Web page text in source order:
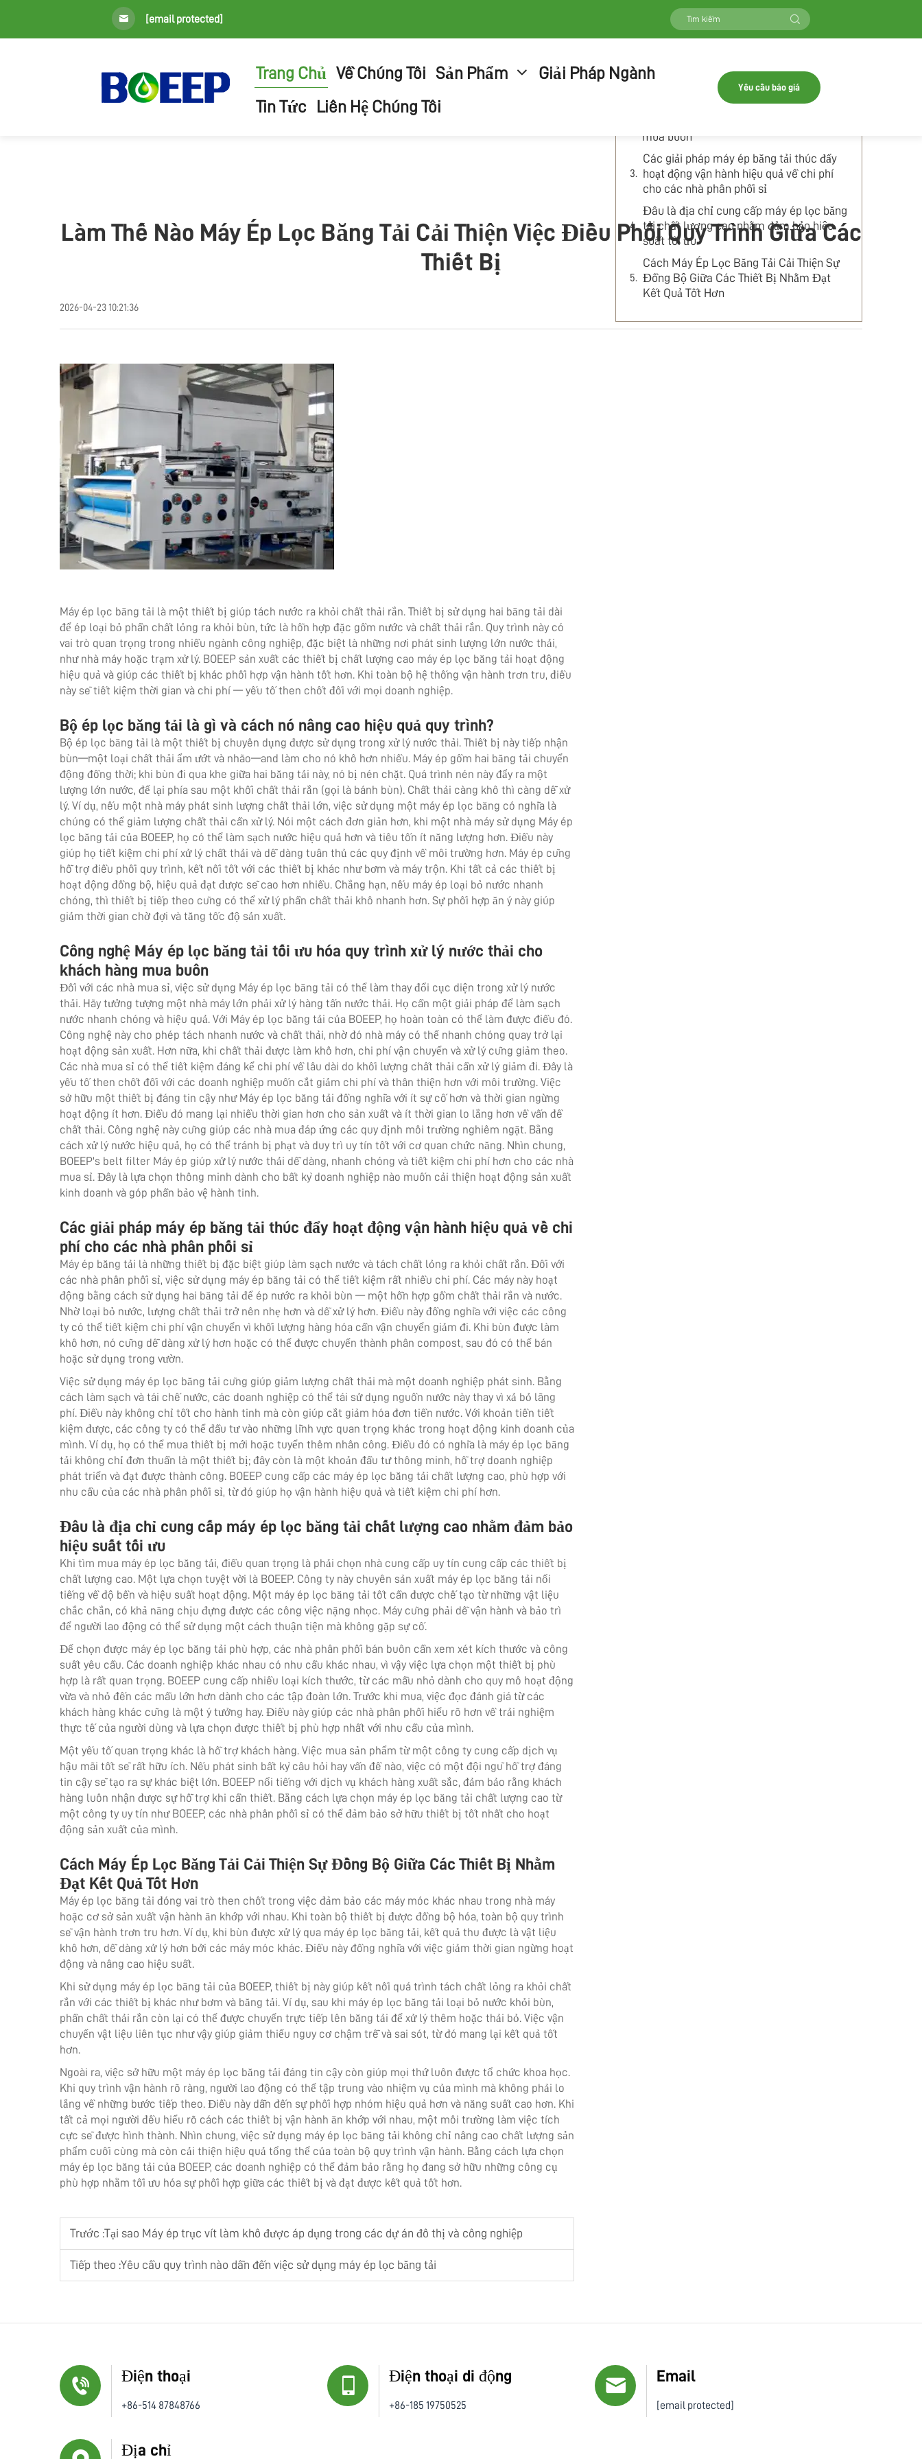
[email protected]
Trang Chủ Về Chúng Tôi Sản Phẩm
Giải Pháp Ngành
Tin Tức
Liên Hệ Chúng Tôi
Yêu cầu báo giá
Làm Thế Nào Máy Ép Lọc Băng Tải Cải Thiện Việc Điều Phối Quy Trình Giữa Các
Thiết Bị
2026-04-23 10:21:36
Máy ép lọc băng tải là một thiết bị giúp tách nước ra khỏi chất thải rắn. Thiết bị sử dụng hai băng tải dài
để ép loại bỏ phần chất lỏng ra khỏi bùn, tức là hỗn hợp đặc gồm nước và chất thải rắn. Quy trình này có
vai trò quan trọng trong nhiều ngành công nghiệp, đặc biệt là những nơi phát sinh lượng lớn nước thải,
như nhà máy hoặc trạm xử lý. BOEEP sản xuất các thiết bị chất lượng cao máy ép lọc băng tải hoạt động
hiệu quả và giúp các thiết bị khác phối hợp vận hành tốt hơn. Khi toàn bộ hệ thống vận hành trơn tru, điều
này sẽ tiết kiệm thời gian và chi phí — yếu tố then chốt đối với mọi doanh nghiệp.
Bộ ép lọc băng tải là gì và cách nó nâng cao hiệu quả quy trình?
Bộ ép lọc băng tải là một thiết bị chuyên dụng được sử dụng trong xử lý nước thải. Thiết bị này tiếp nhận
bùn—một loại chất thải ẩm ướt và nhão—and làm cho nó khô hơn nhiều. Máy ép gồm hai băng tải chuyển
động đồng thời; khi bùn đi qua khe giữa hai băng tải này, nó bị nén chặt. Quá trình nén này đẩy ra một
lượng lớn nước, để lại phía sau một khối chất thải rắn (gọi là bánh bùn). Chất thải càng khô thì càng dễ xử
lý. Ví dụ, nếu một nhà máy phát sinh lượng chất thải lớn, việc sử dụng một máy ép lọc băng có nghĩa là
chúng có thể giảm lượng chất thải cần xử lý. Nói một cách đơn giản hơn, khi một nhà máy sử dụng Máy ép
lọc băng tải của BOEEP, họ có thể làm sạch nước hiệu quả hơn và tiêu tốn ít năng lượng hơn. Điều này
giúp họ tiết kiệm chi phí xử lý chất thải và dễ dàng tuân thủ các quy định về môi trường hơn. Máy ép cũng
hỗ trợ điều phối quy trình, kết nối tốt với các thiết bị khác như bơm và máy trộn. Khi tất cả các thiết bị
hoạt động đồng bộ, hiệu quả đạt được sẽ cao hơn nhiều. Chẳng hạn, nếu máy ép loại bỏ nước nhanh
chóng, thì thiết bị tiếp theo cũng có thể xử lý phần chất thải khô nhanh hơn. Sự phối hợp ăn ý này giúp
giảm thời gian chờ đợi và tăng tốc độ sản xuất.
Công nghệ Máy ép lọc băng tải tối ưu hóa quy trình xử lý nước thải cho
khách hàng mua buôn
Đối với các nhà mua sỉ, việc sử dụng Máy ép lọc băng tải có thể làm thay đổi cục diện trong xử lý nước
thải. Hãy tưởng tượng một nhà máy lớn phải xử lý hàng tấn nước thải. Họ cần một giải pháp để làm sạch
nước nhanh chóng và hiệu quả. Với Máy ép lọc băng tải của BOEEP, họ hoàn toàn có thể làm được điều đó.
Công nghệ này cho phép tách nhanh nước và chất thải, nhờ đó nhà máy có thể nhanh chóng quay trở lại
hoạt động sản xuất. Hơn nữa, khi chất thải được làm khô hơn, chi phí vận chuyển và xử lý cũng giảm theo.
Các nhà mua sỉ có thể tiết kiệm đáng kể chi phí về lâu dài do khối lượng chất thải cần xử lý giảm đi. Đây là
yếu tố then chốt đối với các doanh nghiệp muốn cắt giảm chi phí và thân thiện hơn với môi trường. Việc
sở hữu một thiết bị đáng tin cậy như Máy ép lọc băng tải đồng nghĩa với ít sự cố hơn và thời gian ngừng
hoạt động ít hơn. Điều đó mang lại nhiều thời gian hơn cho sản xuất và ít thời gian lo lắng hơn về vấn đề
chất thải. Công nghệ này cũng giúp các nhà mua đáp ứng các quy định môi trường nghiêm ngặt. Bằng
cách xử lý nước hiệu quả, họ có thể tránh bị phạt và duy trì uy tín tốt với cơ quan chức năng. Nhìn chung,
BOEEP's belt filter Máy ép giúp xử lý nước thải dễ dàng, nhanh chóng và tiết kiệm chi phí hơn cho các nhà
mua sỉ. Đây là lựa chọn thông minh dành cho bất kỳ doanh nghiệp nào muốn cải thiện hoạt động sản xuất
kinh doanh và góp phần bảo vệ hành tinh.
Các giải pháp máy ép băng tải thúc đẩy hoạt động vận hành hiệu quả về chi
phí cho các nhà phân phối sỉ
Máy ép băng tải là những thiết bị đặc biệt giúp làm sạch nước và tách chất lỏng ra khỏi chất rắn. Đối với
các nhà phân phối sỉ, việc sử dụng máy ép băng tải có thể tiết kiệm rất nhiều chi phí. Các máy này hoạt
động bằng cách sử dụng hai băng tải để ép nước ra khỏi bùn — một hỗn hợp gồm chất thải rắn và nước.
Nhờ loại bỏ nước, lượng chất thải trở nên nhẹ hơn và dễ xử lý hơn. Điều này đồng nghĩa với việc các công
ty có thể tiết kiệm chi phí vận chuyển vì khối lượng hàng hóa cần vận chuyển giảm đi. Khi bùn được làm
khô hơn, nó cũng dễ dàng xử lý hơn hoặc có thể được chuyển thành phân compost, sau đó có thể bán
hoặc sử dụng trong vườn.
Việc sử dụng máy ép lọc băng tải cũng giúp giảm lượng chất thải mà một doanh nghiệp phát sinh. Bằng
cách làm sạch và tái chế nước, các doanh nghiệp có thể tái sử dụng nguồn nước này thay vì xả bỏ lãng
phí. Điều này không chỉ tốt cho hành tinh mà còn giúp cắt giảm hóa đơn tiền nước. Với khoản tiền tiết
kiệm được, các công ty có thể đầu tư vào những lĩnh vực quan trọng khác trong hoạt động kinh doanh của
mình. Ví dụ, họ có thể mua thiết bị mới hoặc tuyển thêm nhân công. Điều đó có nghĩa là máy ép lọc băng
tải không chỉ đơn thuần là một thiết bị; đây còn là một khoản đầu tư thông minh, hỗ trợ doanh nghiệp
phát triển và đạt được thành công. BOEEP cung cấp các máy ép lọc băng tải chất lượng cao, phù hợp với
nhu cầu của các nhà phân phối sỉ, từ đó giúp họ vận hành hiệu quả và tiết kiệm chi phí hơn.
Đâu là địa chỉ cung cấp máy ép lọc băng tải chất lượng cao nhằm đảm bảo
hiệu suất tối ưu
Khi tìm mua máy ép lọc băng tải, điều quan trọng là phải chọn nhà cung cấp uy tín cung cấp các thiết bị
chất lượng cao. Một lựa chọn tuyệt vời là BOEEP. Công ty này chuyên sản xuất máy ép lọc băng tải nổi
tiếng về độ bền và hiệu suất hoạt động. Một máy ép lọc băng tải tốt cần được chế tạo từ những vật liệu
chắc chắn, có khả năng chịu đựng được các công việc nặng nhọc. Máy cũng phải dễ vận hành và bảo trì
để người lao động có thể sử dụng một cách thuận tiện mà không gặp sự cố.
Để chọn được máy ép lọc băng tải phù hợp, các nhà phân phối bán buôn cần xem xét kích thước và công
suất yêu cầu. Các doanh nghiệp khác nhau có nhu cầu khác nhau, vì vậy việc lựa chọn một thiết bị phù
hợp là rất quan trọng. BOEEP cung cấp nhiều loại kích thước, từ các mẫu nhỏ dành cho quy mô hoạt động
vừa và nhỏ đến các mẫu lớn hơn dành cho các tập đoàn lớn. Trước khi mua, việc đọc đánh giá từ các
khách hàng khác cũng là một ý tưởng hay. Điều này giúp các nhà phân phối hiểu rõ hơn về trải nghiệm
thực tế của người dùng và lựa chọn được thiết bị phù hợp nhất với nhu cầu của mình.
Một yếu tố quan trọng khác là hỗ trợ khách hàng. Việc mua sản phẩm từ một công ty cung cấp dịch vụ
hậu mãi tốt sẽ rất hữu ích. Nếu phát sinh bất kỳ câu hỏi hay vấn đề nào, việc có một đội ngũ hỗ trợ đáng
tin cậy sẽ tạo ra sự khác biệt lớn. BOEEP nổi tiếng với dịch vụ khách hàng xuất sắc, đảm bảo rằng khách
hàng luôn nhận được sự hỗ trợ khi cần thiết. Bằng cách lựa chọn máy ép lọc băng tải chất lượng cao từ
một công ty uy tín như BOEEP, các nhà phân phối sỉ có thể đảm bảo sở hữu thiết bị tốt nhất cho hoạt
động sản xuất của mình.
Cách Máy Ép Lọc Băng Tải Cải Thiện Sự Đồng Bộ Giữa Các Thiết Bị Nhằm
Đạt Kết Quả Tốt Hơn
Máy ép lọc băng tải đóng vai trò then chốt trong việc đảm bảo các máy móc khác nhau trong nhà máy
hoặc cơ sở sản xuất vận hành ăn khớp với nhau. Khi toàn bộ thiết bị được đồng bộ hóa, toàn bộ quy trình
sẽ vận hành trơn tru hơn. Ví dụ, khi bùn được xử lý qua máy ép lọc băng tải, kết quả thu được là vật liệu
khô hơn, dễ dàng xử lý hơn bởi các máy móc khác. Điều này đồng nghĩa với việc giảm thời gian ngừng hoạt
động và nâng cao hiệu suất.
Khi sử dụng máy ép lọc băng tải của BOEEP, thiết bị này giúp kết nối quá trình tách chất lỏng ra khỏi chất
rắn với các thiết bị khác như bơm và băng tải. Ví dụ, sau khi máy ép lọc băng tải loại bỏ nước khỏi bùn,
phần chất thải rắn còn lại có thể được chuyển trực tiếp lên băng tải để xử lý thêm hoặc thải bỏ. Việc vận
chuyển vật liệu liên tục như vậy giúp giảm thiểu nguy cơ chậm trễ và sai sót, từ đó mang lại kết quả tốt
hơn.
Ngoài ra, việc sở hữu một máy ép lọc băng tải đáng tin cậy còn giúp mọi thứ luôn được tổ chức khoa học.
Khi quy trình vận hành rõ ràng, người lao động có thể tập trung vào nhiệm vụ của mình mà không phải lo
lắng về những bước tiếp theo. Điều này dẫn đến sự phối hợp nhóm hiệu quả hơn và năng suất cao hơn. Khi
tất cả mọi người đều hiểu rõ cách các thiết bị vận hành ăn khớp với nhau, một môi trường làm việc tích
cực sẽ được hình thành. Nhìn chung, việc sử dụng máy ép lọc băng tải không chỉ nâng cao chất lượng sản
phẩm cuối cùng mà còn cải thiện hiệu quả tổng thể của toàn bộ quy trình vận hành. Bằng cách lựa chọn
máy ép lọc băng tải của BOEEP, các doanh nghiệp có thể đảm bảo rằng họ đang sở hữu những công cụ
phù hợp nhằm tối ưu hóa sự phối hợp giữa các thiết bị và đạt được kết quả tốt hơn.
Trước :Tại sao Máy ép trục vít làm khô được áp dụng trong các dự án đô thị và công nghiệp
Tiếp theo :Yêu cầu quy trình nào dẫn đến việc sử dụng máy ép lọc băng tải
Mục lục
Bộ ép lọc băng tải là gì và cách nó nâng
cao hiệu quả quy trình?
Công nghệ Máy ép lọc băng tải tối ưu hóa
mua buôn
Các giải pháp máy ép băng tải thúc đẩy
hoạt động vận hành hiệu quả về chi phí
cho các nhà phân phối sỉ
Đâu là địa chỉ cung cấp máy ép lọc băng
tải chất lượng cao nhằm đảm bảo hiệu
suất tối ưu
Cách Máy Ép Lọc Băng Tải Cải Thiện Sự
Đồng Bộ Giữa Các Thiết Bị Nhằm Đạt
Kết Quả Tốt Hơn
Điện thoại
+86-514 87848766
Điện thoại di động
+86-185 19750525
Email
[email protected]
Địa chỉ